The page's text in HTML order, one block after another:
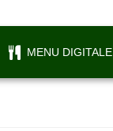
MENU DIGITALE